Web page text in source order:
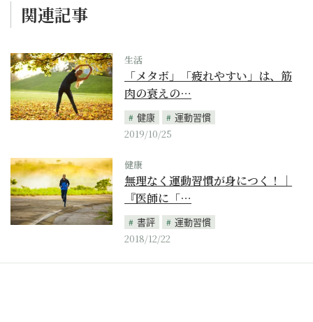
関連記事
生活
「メタボ」「疲れやすい」は、筋
肉の衰えの…
健康
運動習慣
2019/10/25
健康
無理なく運動習慣が身につく！｜
『医師に「…
書評
運動習慣
2018/12/22